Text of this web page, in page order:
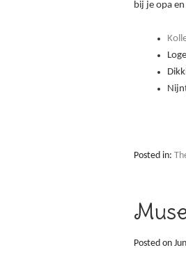
bij je opa
Posted in:
Posted on